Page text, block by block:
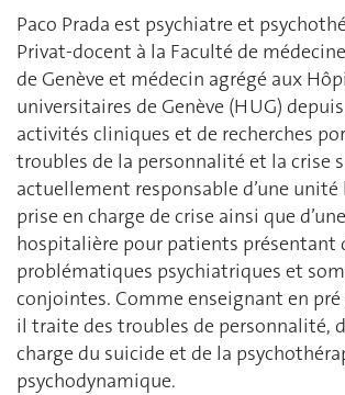
Paco Prada est psychiatre et
Privat-docent à la Faculté de
de Genève et médecin agrégé aux
universitaires de Genève (HUG)
activités cliniques et de recherches
troubles de la personnalité et la crise
actuellement responsable d’une
prise en charge de crise ainsi que
hospitalière pour patients présentant
problématiques psychiatriques et
conjointes. Comme enseignant en
il traite des troubles de personnalité,
charge du suicide et de la
psychodynamique.